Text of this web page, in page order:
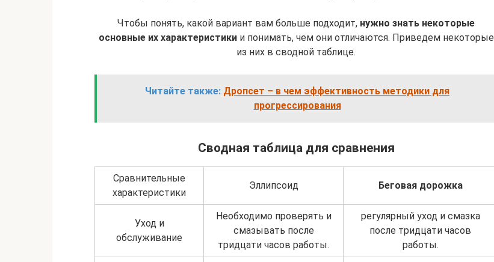
Чтобы понять, какой вариант вам больше подходит, нужно знать некоторые
основные их характеристикии понимать, чем они отличаются. Приведем некоторые
из них в сводной таблице.
Читайте также: Дропсет – в чем эффективность методики для
прогрессирования
Сводная таблица для сравнения
Сравнительные
характеристики
Эллипсоид Беговая дорожка
Уход и
обслуживание
Необходимо проверять и
смазывать после
тридцати часов работы.
регулярный уход и смазка
после тридцати часов
работы.